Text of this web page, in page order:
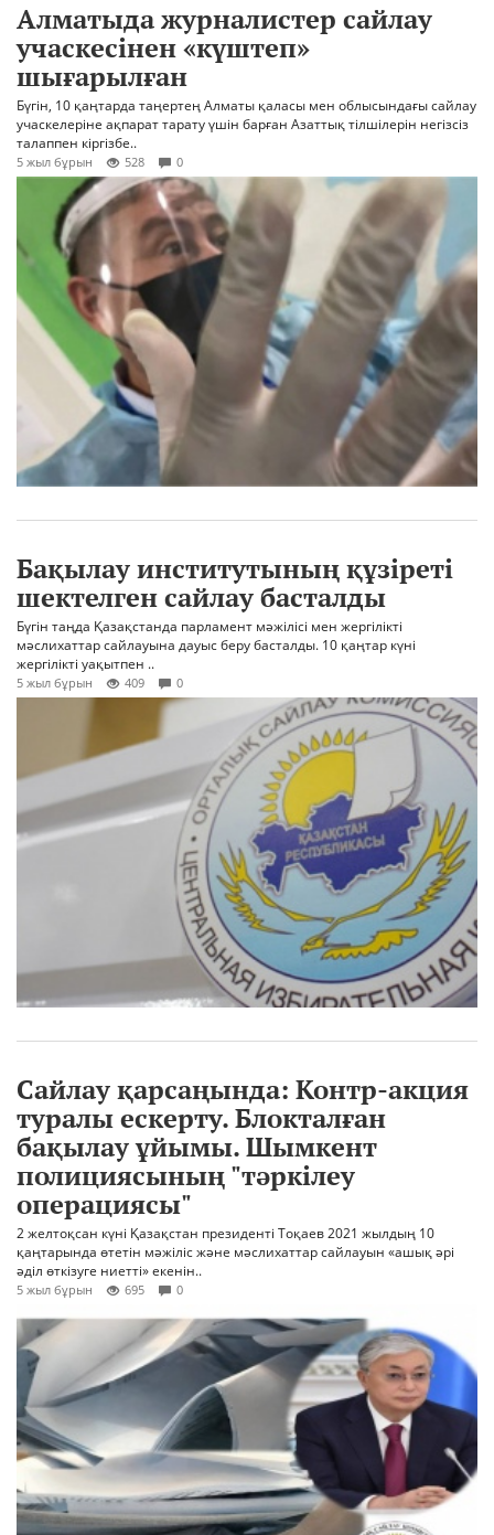
Алматыда журналистер сайлау
учаскесінен «күштеп»
шығарылған
Бүгін, 10 қаңтарда таңертең Алматы қаласы мен облысындағы сайлау
учаскелеріне ақпарат тарату үшін барған Азаттық тілшілерін негізсіз
талаппен кіргізбе..
5 жыл бұрын 528 0
Бақылау институтының құзіреті
шектелген сайлау басталды
Бүгін таңда Қазақстанда парламент мәжілісі мен жергілікті
мәслихаттар сайлауына дауыс беру басталды. 10 қаңтар күні
жергілікті уақытпен ..
5 жыл бұрын 409 0
Сайлау қарсаңында: Контр-акция
туралы ескерту. Блокталған
бақылау ұйымы. Шымкент
полициясының "тәркілеу
операциясы"
2 желтоқсан күні Қазақстан президенті Тоқаев 2021 жылдың 10
қаңтарында өтетін мәжіліс және мәслихаттар сайлауын «ашық әрі
әділ өткізуге ниетті» екенін..
5 жыл бұрын 695 0